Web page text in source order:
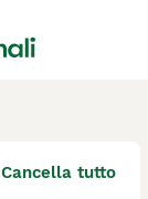
Cancella tutto